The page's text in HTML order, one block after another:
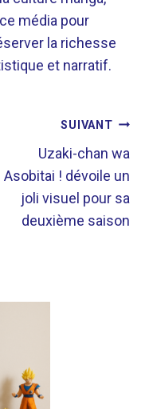
média pour
la richesse
et narratif.
SUIVANT
Uzaki-chan wa
Asobitai ! dévoile un
joli visuel pour sa
deuxième saison